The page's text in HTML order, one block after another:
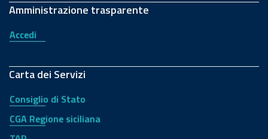
Amministrazione trasparente
Accedi
Carta dei Servizi
Consiglio di Stato
CGA Regione siciliana